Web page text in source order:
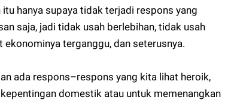
hanya supaya tidak terjadi respons yang
saja, jadi tidak usah berlebihan, tidak usah
terganggu, dan seterusnya.
ada respons–respons yang kita lihat heroik,
domestik atau untuk memenangkan